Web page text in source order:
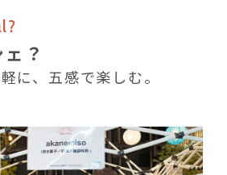
？
に、五感で楽しむ。